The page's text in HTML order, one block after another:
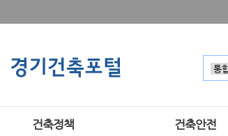
건축정책 건축안전